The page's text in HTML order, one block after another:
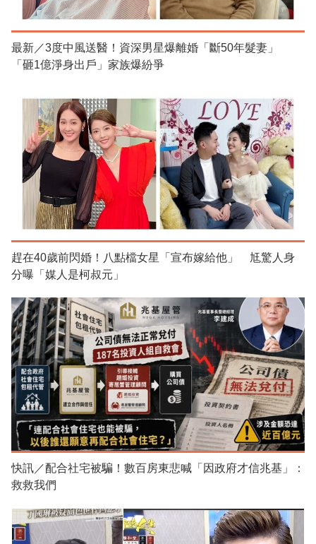
最新／3度中風送醫！資深男星爆離婚「斷50年髮妻」
「砸1億淨身出戶」家族爆紛爭
趕在40歲前閃婚！八點檔女星「宣布嫁給他」 尪驚人身
分曝「媒人是柯叔元」
快訊／配合社宅被騙！數百房東悲喊「因政府才信兆基」：
救救我們